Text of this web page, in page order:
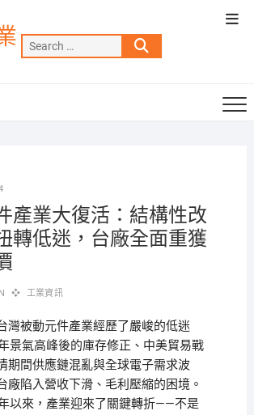
Search
…
產業大復活：結構性改
轉低迷，台廠全面重獲
工業資訊
灣被動元件產業經歷了嚴峻的低迷
景氣高峰後的庫存修正、中美貿易戰
期間供應鏈混亂與全球電子需求波
廠陷入營收下滑、毛利壓縮的困境。
以來，產業迎來了關鍵轉折——不是